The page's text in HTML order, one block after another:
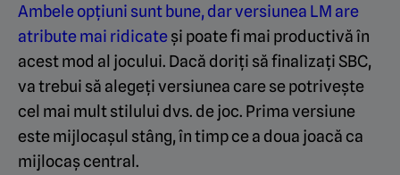
Ambele opțiuni sunt bune, dar versiunea LM are
atribute mai ridicateși poate fi mai productivă în
acest mod al jocului. Dacă doriți să finalizați SBC,
va trebui să alegeți versiunea care se potrivește
cel mai mult stilului dvs. de joc. Prima versiune
este mijlocașul stâng, în timp ce a doua joacă ca
mijlocaș central.